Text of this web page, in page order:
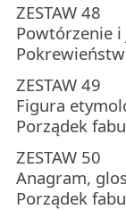
ZESTAW 48
Powtórzenie
ZESTAW 49
Figura
Porządek
ZESTAW 50
Anagram,
Porządek